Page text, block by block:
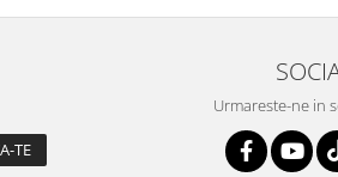
Urmareste-ne in